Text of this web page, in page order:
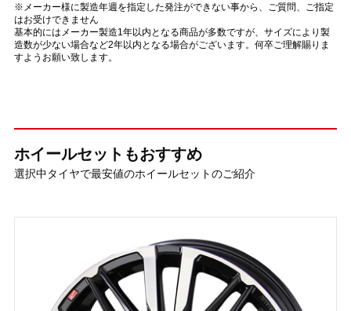
※メーカー様に製造年週を指定した発注ができない事から、ご質問、ご指定
はお受けできません
基本的にはメーカー製造1年以内となる商品が多数ですが、サイズにより製
造数が少ない場合など2年以内となる場合がございます。何卒ご理解賜りま
すようお願い致します。
ホイールセットもおすすめ
選択中タイヤで最安値のホイールセットのご紹介